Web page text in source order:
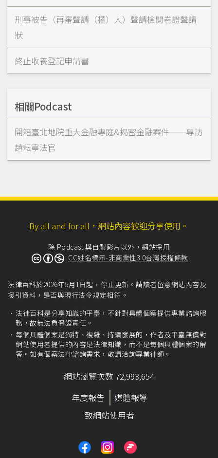
刑事被告（再審聲請（權）人）聲請檢閱卷證聲請
狀
終止收養登記申請書
相關Podcast
開箱臺北地院重大金融專庭&揭密金融案件──專訪
趙耘寧法官
By all and for all，網站內容歡迎分享使用。
除 Podcast 與自製影片以外，網站採用
CC姓名標示-非商業性3.0台灣授權條款
法律百科於2026年5月1日起，停止更新。請讀者留意網站內容及
援引資料，是否與現行法令規定相符。
法律百科是分享知識的平臺，不針對具體個案提供專業諮詢服
務，故無法負保證責任。
每個具體個案是獨特、複雜、持續發展的，作者及平臺無償對
網站使用者提供的內容是法律知識，而不是每個具體個案的解
答。如有個案法律諮詢需求，敬請洽詢專業律師。
網站瀏覽次數 72,993,654
年度報告
媒體報導
致網站使用者